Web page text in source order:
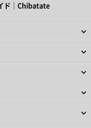
ド｜Chibatate